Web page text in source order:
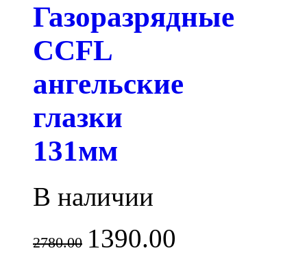
Газоразрядные
CCFL
ангельские
глазки
131мм
В наличии
2780.00 1390.00